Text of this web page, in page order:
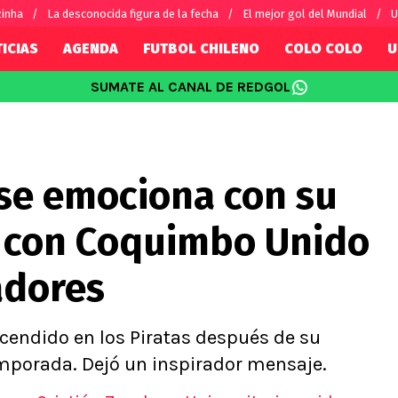
La desconocida figura de la fecha El mejor gol del Mundial
por el mundo
Fútbol Argentino
Fútbol Brasileño
Conference
Ligue 1
Premier
Serie A
AGENDA FUTBOL CHILENO COLO COLO
SUMATE AL CANAL DE REDGOL
emociona con su
Coquimbo Unido
en los Piratas después de su
Dejó un inspirador mensaje.